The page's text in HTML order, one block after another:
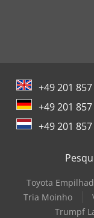
+49 201
+49 201
+49 201
Toyota
Tria Moinho
Trumpf